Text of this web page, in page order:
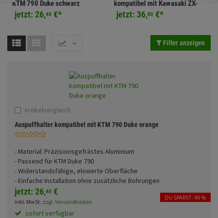
Sturzbügel und
Rucksäcke
Gepäck Zubehör
Fahrwerk
Merchandise
KTM 790 Duke schwarz
jetzt: 26,40 €*
kompatibel mit Kawasaki ZX-
4RR schwarz
jetzt: 36,80 €*
Filter anzeigen
Artikelvergleich
Auspuffhalter kompatibel mit KTM 790 Duke orange
- Material: Präzisionsgefrästes Aluminium
- Passend für KTM Duke 790
- Widerstandsfähige, eloxierte Oberfläche
- Einfache Installation ohne zusätzliche Bohrungen
jetzt: 26,40 €
DU SPARST: 40 %
inkl. MwSt. zzgl. Versandkosten
sofort verfügbar